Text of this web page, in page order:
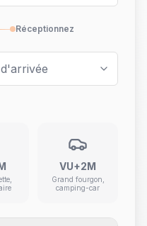
Réceptionnez
VU+2M
Grand fourgon,
camping-car